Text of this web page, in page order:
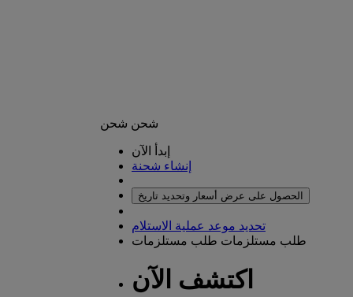
شحن شحن
إبدأ الآن
إنشاء شحنة
الحصول على عرض أسعار وتحديد تاريخ
تحديد موعد عملية الاستلام
طلب مستلزمات طلب مستلزمات
اكتشف الآن